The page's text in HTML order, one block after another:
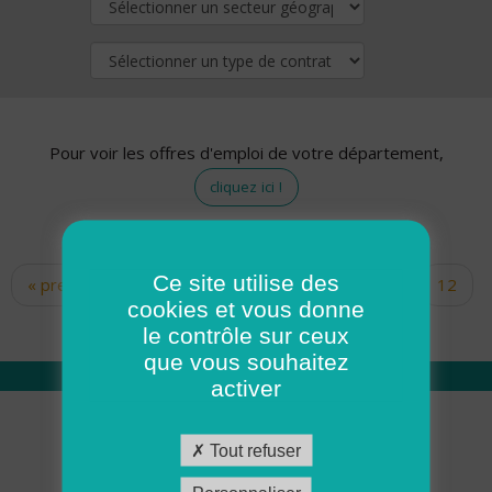
Pour voir les offres d'emploi de votre département,
cliquez ici !
Pages
« premier ‹ précédent … 10
12
14 15 16 17
Qui sommes nous
Académie ADMR
Ce site utilise des
cookies et vous donne
le contrôle sur ceux
que vous souhaitez
activer
Tout refuser